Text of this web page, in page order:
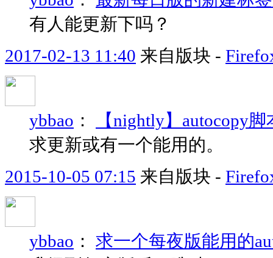
有人能更新下吗？
2017-02-13 11:40 来自版块 -
ybbao ：
【nightly】autocopy
求更新或有一个能用的。
2015-10-05 07:15 来自版块 -
ybbao ： 求一个每夜版能用的